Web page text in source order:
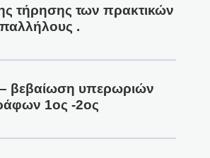
τήρησης των πρακτικών
.
βεβαίωση υπερωριών
1ος -2ος